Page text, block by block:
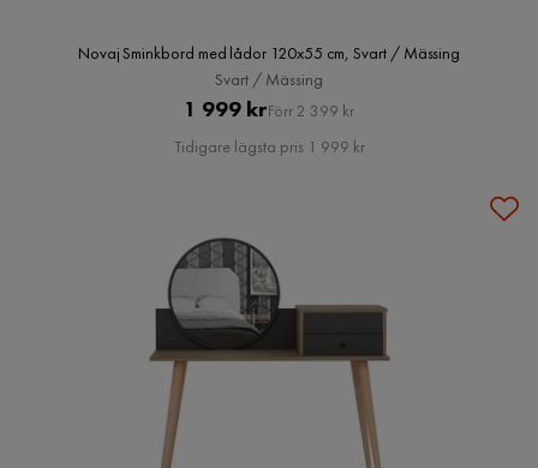
Novaj Sminkbord med lådor 120x55 cm, Svart / Mässing
Svart / Mässing
Pris
1 999 krOriginal
Pris
Förr 2 399 kr
Tidigare lägsta pris 1 999 kr